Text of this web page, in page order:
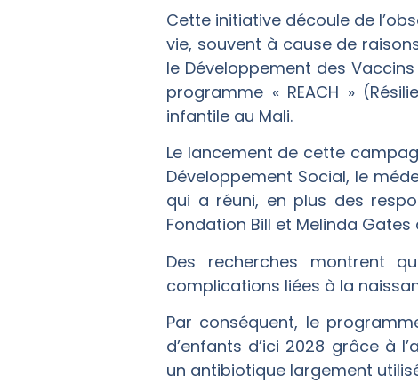
Cette initiative découle de
vie, souvent à cause de
le Développement des
programme « REACH »
infantile au Mali.
Le lancement de cette
Développement Social, le
qui a réuni, en plus des
Fondation Bill et Melinda
Des recherches montrent
complications liées à la
Par conséquent, le
d’enfants d’ici 2028 grâce à
un antibiotique largement